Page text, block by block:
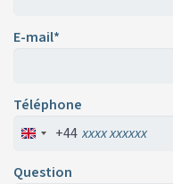
E-mail*
Téléphone
+44
Question